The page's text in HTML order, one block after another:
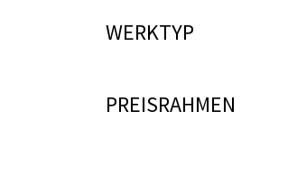
WERKTYP
PREISRAHMEN